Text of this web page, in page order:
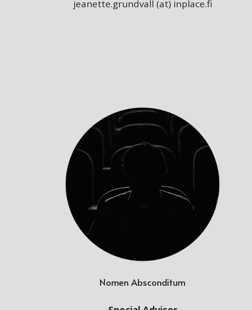
jeanette.grundvall (at) inplace.fi
Nomen Absconditum